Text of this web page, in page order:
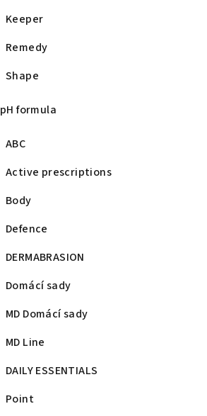
Keeper
Remedy
Shape
pH formula
ABC
Active prescriptions
Body
Defence
DERMABRASION
Domácí sady
MD Domácí sady
MD Line
DAILY ESSENTIALS
Point